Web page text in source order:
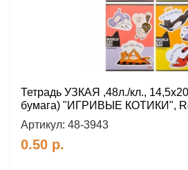
Тетрадь УЗКАЯ ,48л./кл.,
бумага) "ИГРИВЫЕ КОТИКИ",
Артикул: 48-3943
0.50 р.